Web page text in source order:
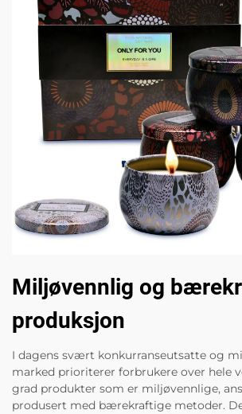
Miljøvennlig og
produksjon
I dagens svært konkurranseutsatte og
marked prioriterer forbrukere over hele
grad produkter som er miljøvennlige,
produsert med bærekraftige metoder.